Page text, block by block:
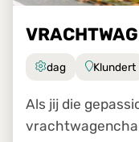
dag Klundert
Als jij die